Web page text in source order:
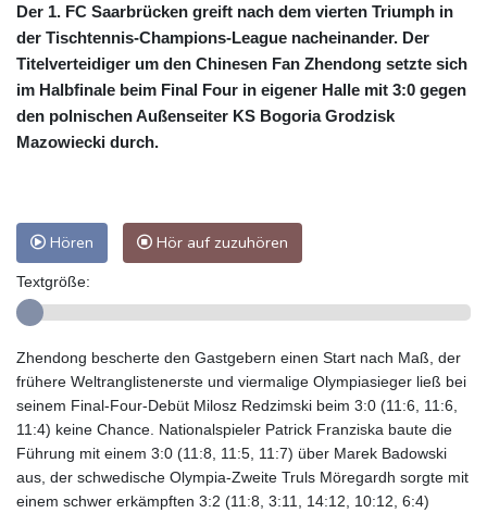
Der 1. FC Saarbrücken greift nach dem vierten Triumph in
der Tischtennis-Champions-League nacheinander. Der
Titelverteidiger um den Chinesen Fan Zhendong setzte sich
im Halbfinale beim Final Four in eigener Halle mit 3:0 gegen
den polnischen Außenseiter KS Bogoria Grodzisk
Mazowiecki durch.
Hören Hör auf zuzuhören
Textgröße:
Zhendong bescherte den Gastgebern einen Start nach Maß, der
frühere Weltranglistenerste und viermalige Olympiasieger ließ bei
seinem Final-Four-Debüt Milosz Redzimski beim 3:0 (11:6, 11:6,
11:4) keine Chance. Nationalspieler Patrick Franziska baute die
Führung mit einem 3:0 (11:8, 11:5, 11:7) über Marek Badowski
aus, der schwedische Olympia-Zweite Truls Möregardh sorgte mit
einem schwer erkämpften 3:2 (11:8, 3:11, 14:12, 10:12, 6:4)